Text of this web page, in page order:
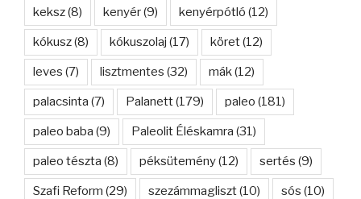
keksz(8) kenyér(9) kenyérpótló (12)
kókusz(8) kókuszolaj (17) köret(12)
leves (7) lisztmentes (32) mák(12)
palacsinta (7) Palanett(179) paleo (181)
paleo baba (9) Paleolit Éléskamra (31)
paleo tészta (8) péksütemény(12) sertés (9)
Szafi Reform (29) szezámmagliszt(10) sós (10)